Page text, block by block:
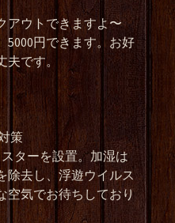
アウトできますよ〜
5000円できます。お好
です。
策
ターを設置。加湿は
除去し、浮遊ウイルス
空気でお待ちしており